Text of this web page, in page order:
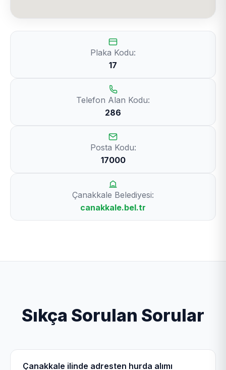
Plaka Kodu:
17
Telefon Alan Kodu:
286
Posta Kodu:
17000
Çanakkale Belediyesi:
canakkale.bel.tr
Sıkça Sorulan Sorular
Çanakkale ilinde adresten hurda alımı